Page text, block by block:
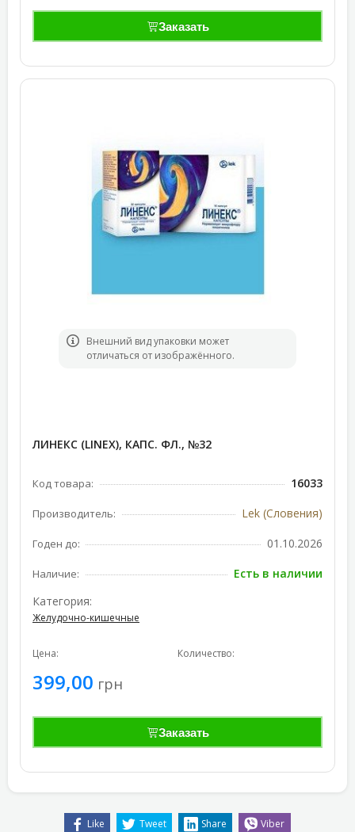
Заказать
Bнешний вид упаковки может
отличаться от изображённого.
ЛИНЕКС (LINEX), КАПС. ФЛ., №32
Код товара: 16033
Производитель: Lek (Словения)
Годен до: 01.10.2026
Наличие:
Есть в наличии
Категория:
Желудочно-кишечные
Цена:
399,00 грн
Количество:
Заказать
Like Tweet Share Viber